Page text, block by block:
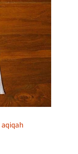
aqiqah